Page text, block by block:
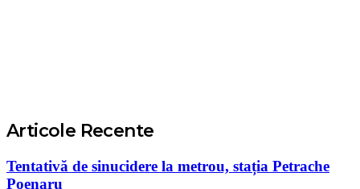
Articole Recente
Tentativă de sinucidere la metrou, stația Petrache
Poenaru